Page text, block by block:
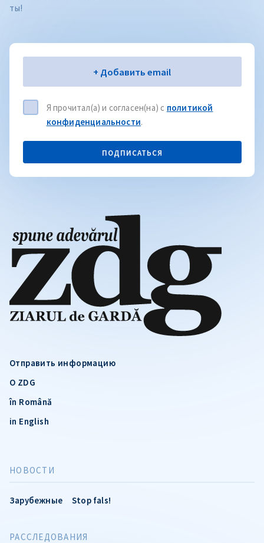
Отправить информацию
О ZDG
în Română
in English
НОВОСТИ
Зарубежные Stop fals!
РАССЛЕДОВАНИЯ
ты!
Электронная почта+ Добавить email
Я прочитал(а) и согласен(на) с политикой
конфиденциальности.
ПОДПИСАТЬСЯ